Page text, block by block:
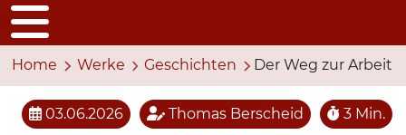
Home Werke Geschichten Der Weg zur Arbeit
03.06.2026 Thomas Berscheid 3 Min.